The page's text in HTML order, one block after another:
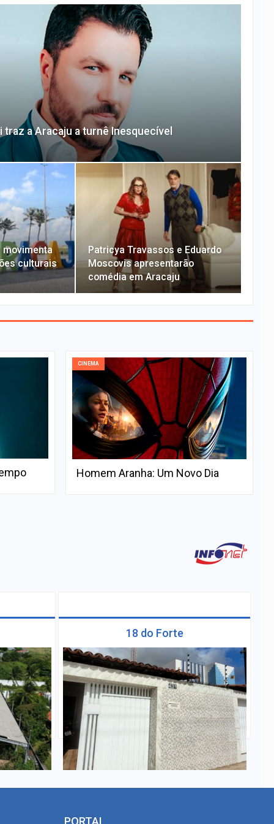
a Aracaju a turnê Inesquecível
movimenta
culturais
Patricya Travassos e Eduardo
Moscovis apresentarão
comédia em Aracaju
CINEMA
Homem Aranha: Um Novo Dia
18 do Forte
PORTAL